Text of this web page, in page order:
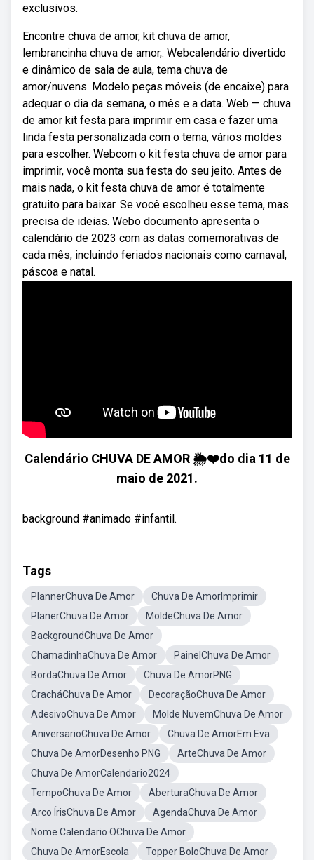
exclusivos.
Encontre chuva de amor, kit chuva de amor,
lembrancinha chuva de amor,. Webcalendário divertido
e dinâmico de sala de aula, tema chuva de
amor/nuvens. Modelo peças móveis (de encaixe) para
adequar o dia da semana, o mês e a data. Web — chuva
de amor kit festa para imprimir em casa e fazer uma
linda festa personalizada com o tema, vários moldes
para escolher. Webcom o kit festa chuva de amor para
imprimir, você monta sua festa do seu jeito. Antes de
mais nada, o kit festa chuva de amor é totalmente
gratuito para baixar. Se você escolheu esse tema, mas
precisa de ideias. Webo documento apresenta o
calendário de 2023 com as datas comemorativas de
cada mês, incluindo feriados nacionais como carnaval,
páscoa e natal.
Calendário CHUVA DE AMOR 🌦❤do dia 11 de
maio de 2021.
background #animado #infantil.
Tags
PlannerChuva De Amor
Chuva De AmorImprimir
PlanerChuva De Amor
MoldeChuva De Amor
BackgroundChuva De Amor
ChamadinhaChuva De Amor
PainelChuva De Amor
BordaChuva De Amor
Chuva De AmorPNG
CracháChuva De Amor
DecoraçãoChuva De Amor
AdesivoChuva De Amor
Molde NuvemChuva De Amor
AniversarioChuva De Amor
Chuva De AmorEm Eva
Chuva De AmorDesenho PNG
ArteChuva De Amor
Chuva De AmorCalendario2024
TempoChuva De Amor
AberturaChuva De Amor
Arco ÍrisChuva De Amor
AgendaChuva De Amor
Nome Calendario OChuva De Amor
Chuva De AmorEscola
Topper BoloChuva De Amor